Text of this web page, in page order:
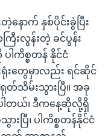
ောက် နှစ်ပိုင်းခွဲပြီး
းလွန်းတဲ့ ခင်ပွန်း
ါကိစ္စတန် နိုင်ငံ
ရုံးတွေမှာလည်း ရင်ဆိုင်
သိမ်းသွားပြီ။ အခု
ပါတယ်၊ ဒီကနေ့ဆိုလို့ရှိ
ပြီ၊ ပါကိစ္စတန်နိုင်ငံ